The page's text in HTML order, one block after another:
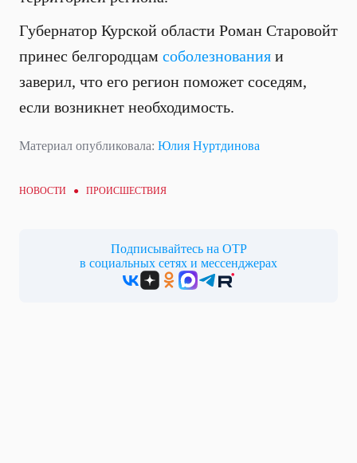
Губернатор Курской области Роман Старовойт
принес белгородцам соболезнования и
заверил, что его регион поможет соседям,
если возникнет необходимость.
Материал опубликовала: Юлия Нуртдинова
НОВОСТИ ● ПРОИСШЕСТВИЯ
Подписывайтесь на ОТР
в социальных сетях и мессенджерах